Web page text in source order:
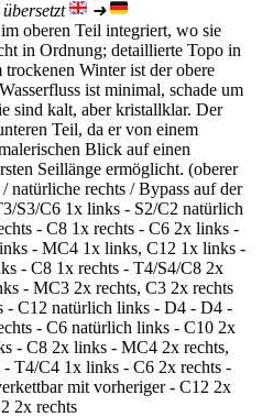
➜
oberen Teil integriert, wo sie
in Ordnung; detaillierte Topo in
Winter ist der obere
ist minimal, schade um
sind kalt, aber kristallklar. Der
Teil, da er von einem
Blick auf einen
Seillänge ermöglicht. (oberer
natürliche rechts / Bypass auf der
S3/C6 1x links - S2/C2 natürlich
- C8 1x rechts - C6 2x links -
- MC4 1x links, C12 1x links -
- C8 1x rechts - T4/S4/C8 2x
- MC3 2x rechts, C3 2x rechts
- C12 natürlich links - D4 - D4 -
- C6 natürlich links - C10 2x
- C8 2x links - MC4 2x rechts,
T4/C4 1x links - C6 2x rechts -
mit vorheriger - C12 2x
2x rechts